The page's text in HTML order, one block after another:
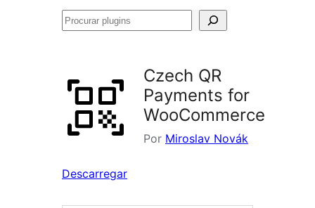
Procurar
Czech QR
Payments for
WooCommerce
Por Miroslav Novák
Descarregar